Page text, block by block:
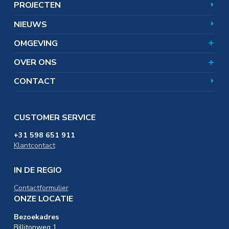
PROJECTEN
NIEUWS
OMGEVING
Uitgelichte onderwerpen
Hoe werkt zoutwinning?
Zoutwinning en bodemdaling
In de omgeving
Omgevingsnieuws
Veelgestelde vragen
SAMEN. omgevingsfonds
OVER ONS
Corporate responsibility
Certificaten
Distributie & Logistiek
Werken bij
Educatie & Onderwijs
CONTACT
CUSTOMER SERVICE
+31 598 651 911
Klantcontact
IN DE REGIO
Contactformulier
ONZE LOCATIE
Bezoekadres